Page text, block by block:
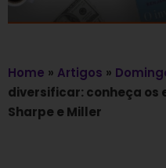
Home » Artigos »
diversificar: conheça os
Sharpe e Miller